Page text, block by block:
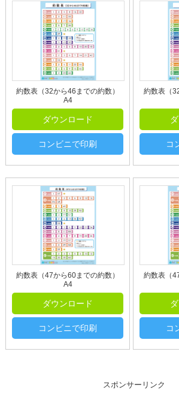
約数表（32から46までの約数）
A4
ダウンロード
コンビニで印刷
約数表（
コ
約数表（47から60までの約数）
A4
ダウンロード
コンビニで印刷
約数表（
コ
スポンサーリンク